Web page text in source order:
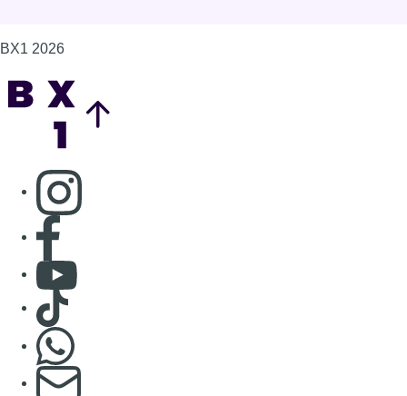
BX1 2026
Consulter page Instagram
Consulter page Facebook
Consulter Youtube
Consulter TikTok
S'abonner à notre newsletter